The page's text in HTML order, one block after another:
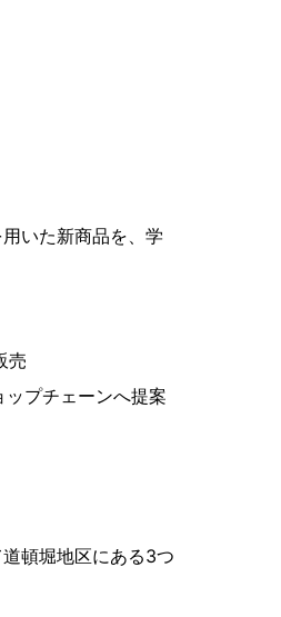
いた新商品を、学
売
プチェーンへ提案
頓堀地区にある3つ